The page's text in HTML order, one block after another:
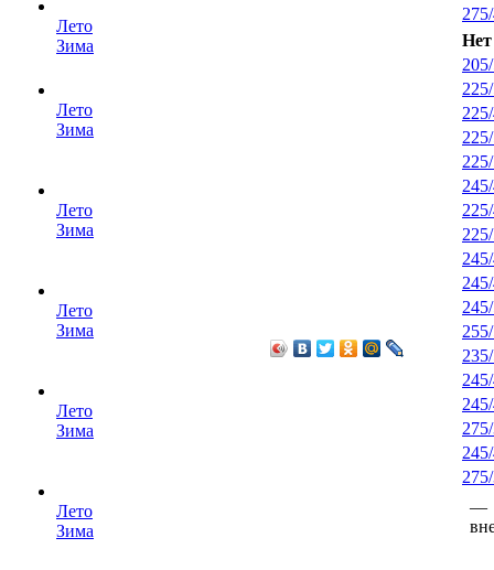
Лето
Зима
Лето
Зима
Лето
Зима
Лето
Зима
Лето
Зима
Лето
Зима
—